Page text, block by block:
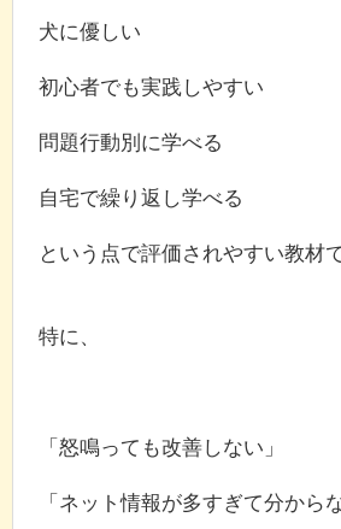
犬に優しい
初心者でも実践しやすい
問題行動別に学べる
自宅で繰り返し学べる
という点で評価されやすい教材で
特に、
「怒鳴っても改善しない」
「ネット情報が多すぎて分から